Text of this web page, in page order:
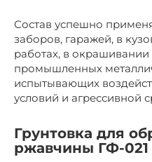
Состав успешно
заборов, гаражей, в
работах, в
промышленных
испытывающих
условий и агрессивной
Грунтовка для
ржавчины ГФ-021